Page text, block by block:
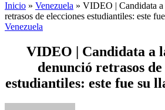
Inicio » Venezuela » VIDEO | Candidata
retrasos de elecciones estudiantiles: este
Venezuela
VIDEO | Candidata a
denunció retrasos de
estudiantiles: este fue su